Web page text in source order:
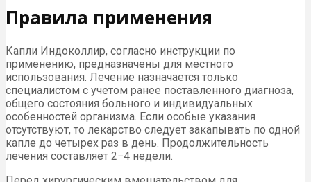
Правила применения
Капли Индоколлир, согласно инструкции по
применению, предназначены для местного
использования. Лечение назначается только
специалистом с учетом ранее поставленного диагноза,
общего состояния больного и индивидуальных
особенностей организма. Если особые указания
отсутствуют, то лекарство следует закапывать по одной
капле до четырех раз в день. Продолжительность
лечения составляет 2−4 недели.